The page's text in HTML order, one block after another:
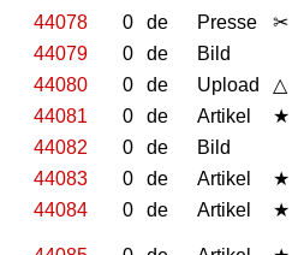
44078
0 de Presse ✂
44079
0 de Bild
44080
0 de Upload △
44081
0 de Artikel ★
44082
0 de Bild
44083
0 de Artikel ★
44084
0 de Artikel ★